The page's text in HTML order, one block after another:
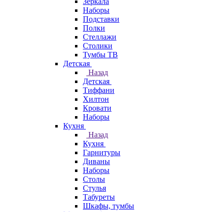
Наборы
Подставки
Полки
Стеллажи
Столики
Тумбы ТВ
Детская
Назад
Детская
Тиффани
Хилтон
Кровати
Наборы
Кухня
Назад
Кухня
Гарнитуры
Диваны
Наборы
Столы
Стулья
Табуреты
Шкафы, тумбы